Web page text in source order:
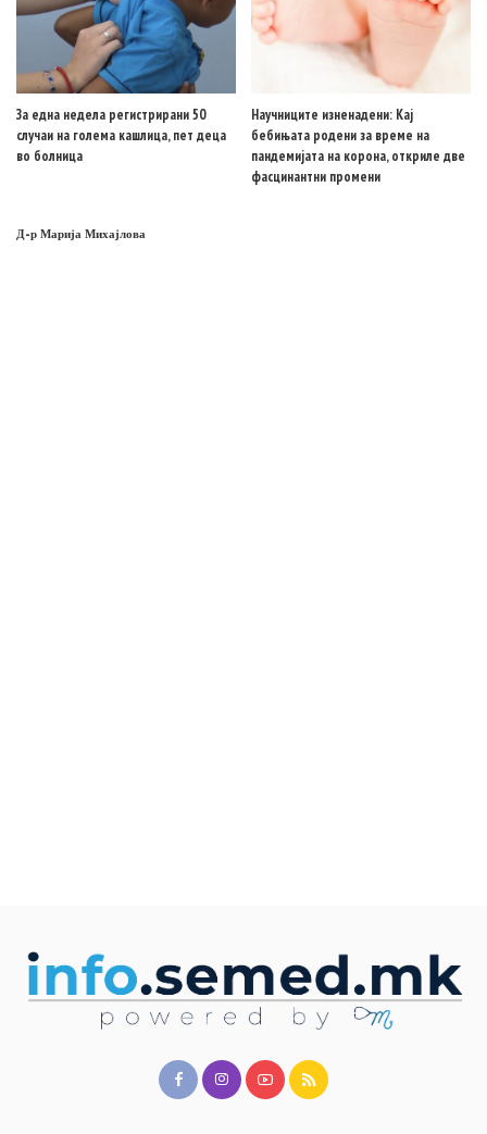
За една недела регистрирани 50
случаи на голема кашлица, пет деца
во болница
Научниците изненадени: Кај
бебињата родени за време на
пандемијата на корона, откриле две
фасцинантни промени
Д-р Марија Михајлова